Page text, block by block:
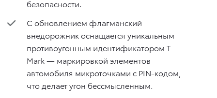
безопасности.
С обновлением флагманский
внедорожник оснащается уникальным
противоугонным идентификатором T-
Mark — маркировкой элементов
автомобиля микроточками с PIN-кодом,
что делает угон бессмысленным.